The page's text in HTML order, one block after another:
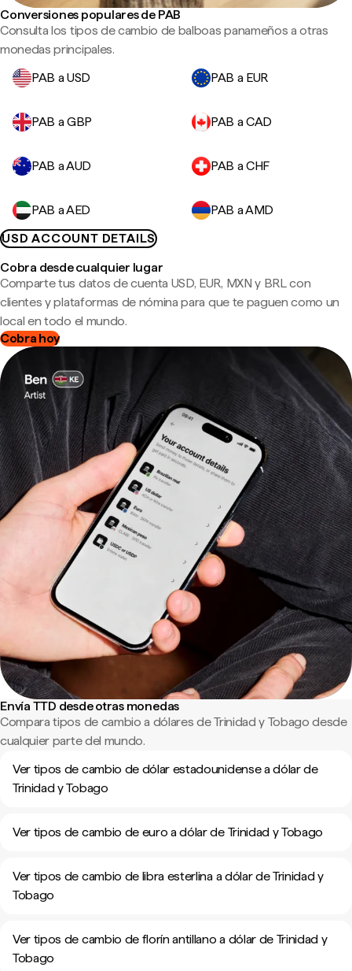
Conversiones populares de PAB
Consulta los tipos de cambio de balboas panameños a otras
monedas principales.
PAB a USD
PAB a EUR
PAB a GBP PAB a CAD
PAB a AUD PAB a CHF
PAB a AED
PAB a AMD
USD ACCOUNT DETAILS
Cobra desde cualquier lugar
Comparte tus datos de cuenta USD, EUR, MXN y BRL con
clientes y plataformas de nómina para que te paguen como un
local en todo el mundo.
Cobra hoy
Envía TTD desde otras monedas
Compara tipos de cambio a dólares de Trinidad y Tobago desde
cualquier parte del mundo.
Ver tipos de cambio de dólar estadounidense a dólar de
Trinidad y Tobago
Ver tipos de cambio de euro a dólar de Trinidad y Tobago
Ver tipos de cambio de libra esterlina a dólar de Trinidad y
Tobago
Ver tipos de cambio de florín antillano a dólar de Trinidad y
Tobago